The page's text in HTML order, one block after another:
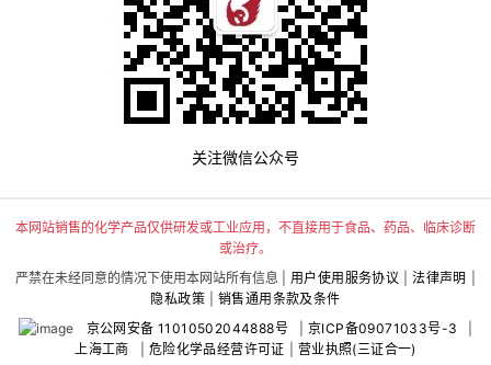
关注微信公众号
本网站销售的化学产品仅供研发或工业应用，不直接用于食品、药品、临床诊断
或治疗。
严禁在未经同意的情况下使用本网站所有信息 |
用户使用服务协议 法律声明
隐私政策
销售通用条款及条件
京公网安备 11010502044888号
京ICP备09071033号-3
上海工商
危险化学品经营许可证 营业执照(三证合一)